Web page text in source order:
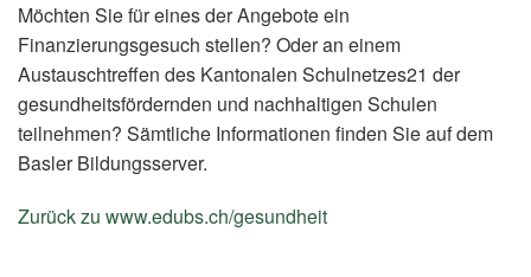
Möchten Sie für eines der Angebote ein
Finanzierungsgesuch stellen? Oder an einem
Austauschtreffen des Kantonalen Schulnetzes21 der
gesundheitsfördernden und nachhaltigen Schulen
teilnehmen? Sämtliche Informationen finden Sie auf dem
Basler Bildungsserver.
Zurück zu www.edubs.ch/gesundheit